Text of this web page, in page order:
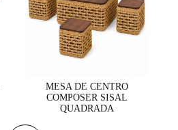
MESA DE CENTRO
COMPOSER SISAL
QUADRADA